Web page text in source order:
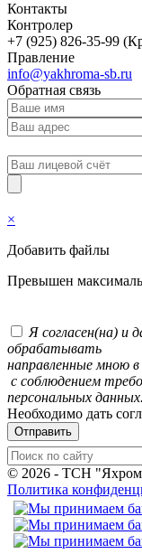
Контакты
Контролер
+7 (925) 826-35-99
Правление
info@yakhroma-sb.ru
Обратная связь
×
Добавить файлы
Превышен
Я согласен(на) и
обрабатывать
направленные мною
с соблюдением
персональных данных.
Необходимо дать
Отправить
© 2026 - ТСН
Политика